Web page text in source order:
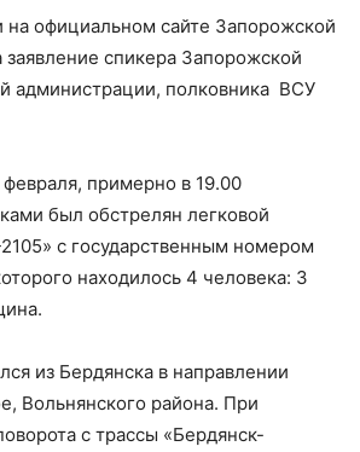
официальном сайте Запорожской
спикера Запорожской
администрации, полковника ВСУ
примерно в 19.00
был обстрелян легковой
с государственным номером
находилось 4 человека: 3
из Бердянска в направлении
Вольнянского района. При
с трассы «Бердянск-